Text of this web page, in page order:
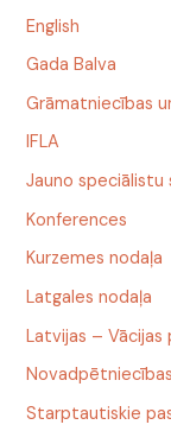
English
Gada Balva
Grāmatniecības
IFLA
Jauno speciālistu
Konferences
Kurzemes nodaļa
Latgales nodaļa
Latvijas – Vācijas
Starptautiskie